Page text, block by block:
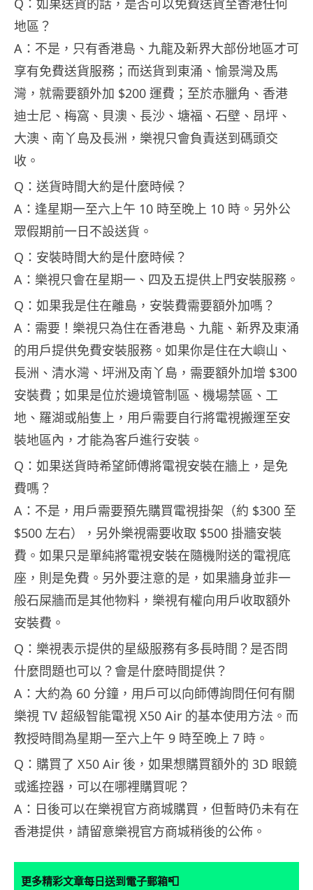
地區？
A：不是，只有香港島、九龍及新界大部份地區才可
享有免費送貨服務；而送貨到東涌、愉景灣及馬
灣，就需要額外加 $200 運費；至於赤臘角、香港
迪士尼、梅窩、貝澳、長沙、塘福、石壁、昂坪、
大澳、南丫島及長洲，樂視只會負責送到碼頭交
收。
Q：送貨時間大約是什麼時候？
A：逢星期一至六上午 10 時至晚上 10 時。另外公
眾假期前一日不設送貨。
Q：安裝時間大約是什麼時候？
A：樂視只會在星期一、四及五提供上門安裝服務。
Q：如果我是住在離島，安裝費需要額外加嗎？
A：需要！樂視只為住在香港島、九龍、新界及東涌
的用戶提供免費安裝服務。如果你是住在大嶼山、
長洲、清水灣、坪洲及南丫島，需要額外加增 $300
安裝費；如果是位於邊境管制區、機場禁區、工
地、羅湖或船隻上，用戶需要自行將電視搬運至安
裝地區內，才能為客戶進行安裝。
Q：如果送貨時希望師傅將電視安裝在牆上，是免
費嗎？
A：不是，用戶需要預先購買電視掛架（約 $300 至
$500 左右），另外樂視需要收取 $500 掛牆安裝
費。如果只是單純將電視安裝在隨機附送的電視底
座，則是免費。另外要注意的是，如果牆身並非一
般石屎牆而是其他物料，樂視有權向用戶收取額外
安裝費。
Q：樂視表示提供的星級服務有多長時間？是否問
什麼問題也可以？會是什麼時間提供？
A：大約為 60 分鐘，用戶可以向師傅詢問任何有關
樂視 TV 超級智能電視 X50 Air 的基本使用方法。而
教授時間為星期一至六上午 9 時至晚上 7 時。
Q：購買了 X50 Air 後，如果想購買額外的 3D 眼鏡
或遙控器，可以在哪裡購買呢？
A：日後可以在樂視官方商城購買，但暫時仍未有在
香港提供，請留意樂視官方商城稍後的公佈。
更多精彩文章每日送到電子郵箱📮